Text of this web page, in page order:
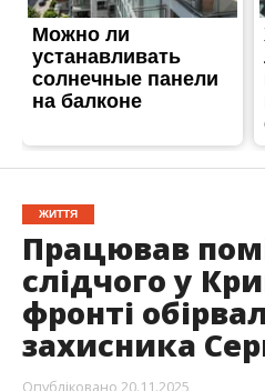
ЖИТТЯ
Працював
слідчого у
фронті
захисника